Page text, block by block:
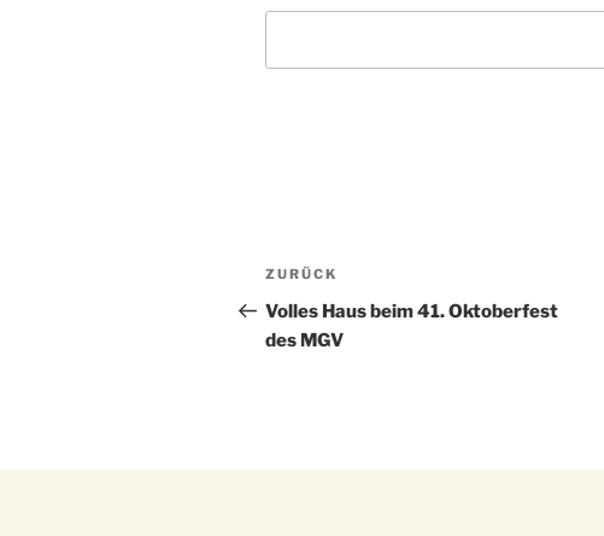
Beitragsnavigation
Vorheriger
Beitrag
ZURÜCK
Volles Haus beim 41. Oktoberfest
des MGV